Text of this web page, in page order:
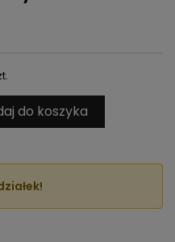
do koszyka